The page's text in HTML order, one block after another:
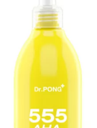
กกก ขาวผ่อง ขาวส
ริง ใช้เอง ไม่มีอวยแ
เจือจาง และไม่ข้นเ
เร็ว ขาวไวมากจ้าา
น่นอนจ้าาา"